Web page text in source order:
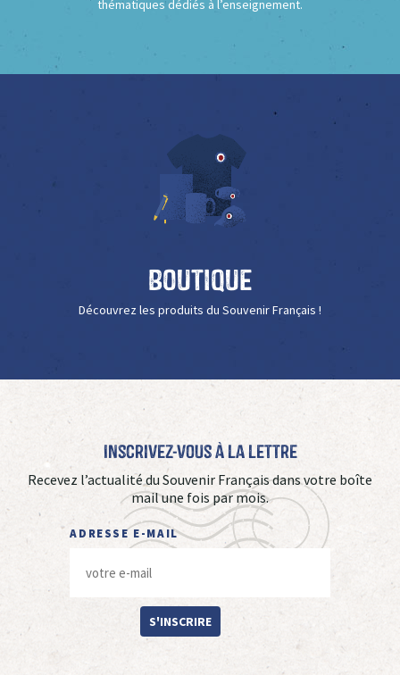
thématiques dédiés à l’enseignement.
Boutique
Découvrez les produits du Souvenir Français !
Inscrivez-vous à La Lettre
Recevez l’actualité du Souvenir Français dans votre boîte
mail une fois par mois.
ADRESSE E-MAIL
S'INSCRIRE